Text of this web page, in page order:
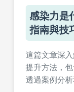
感染力是
指南與技
這篇文章深
提升方法，
透過案例分